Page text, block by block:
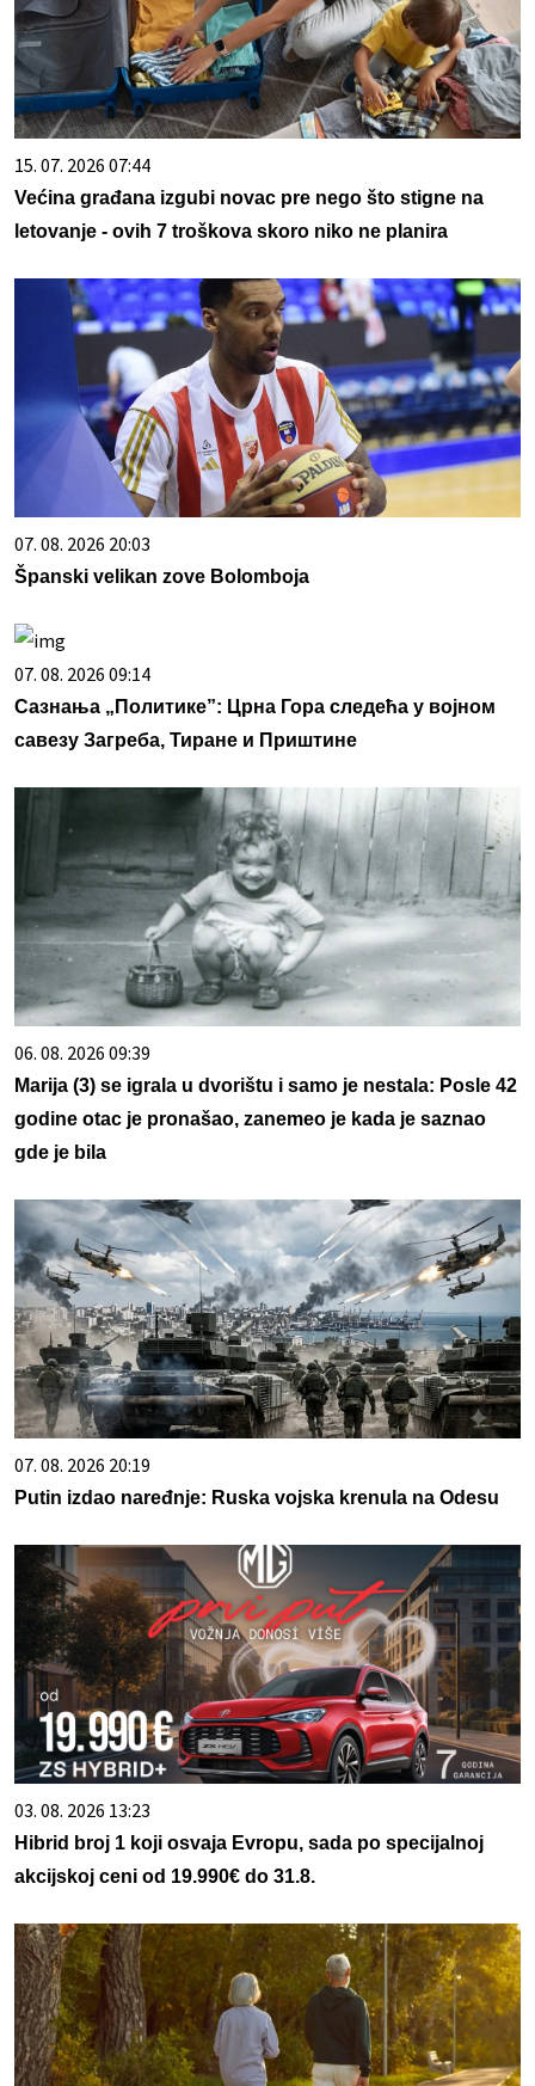
15. 07. 2026 07:44
Većina građana izgubi novac pre nego što stigne na
letovanje - ovih 7 troškova skoro niko ne planira
07. 08. 2026 20:03
Španski velikan zove Bolomboja
07. 08. 2026 09:14
Сазнања „Политике”: Црна Гора следећа у војном
савезу Загреба, Тиране и Приштине
06. 08. 2026 09:39
Marija (3) se igrala u dvorištu i samo je nestala: Posle 42
godine otac je pronašao, zanemeo je kada je saznao
gde je bila
07. 08. 2026 20:19
Putin izdao naređnje: Ruska vojska krenula na Odesu
03. 08. 2026 13:23
Hibrid broj 1 koji osvaja Evropu, sada po specijalnoj
akcijskoj ceni od 19.990€ do 31.8.